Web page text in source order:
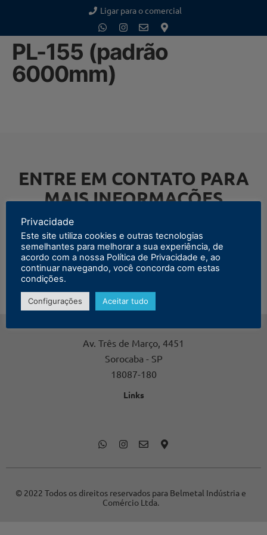
Ligar para o comercial
PL-155 (padrão
6000mm)
ENTRE EM CONTATO PARA
MAIS INFORMAÇÕES
ENTRAR EM CONTATO
Av. Três de Março, 4451
Sorocaba - SP
18087-180
Links
© 2022 Todos os direitos reservados para Belmetal Indústria e
Comércio Ltda.
Privacidade
Este site utiliza cookies e outras tecnologias
semelhantes para melhorar a sua experiência, de
acordo com a nossa Política de Privacidade e, ao
continuar navegando, você concorda com estas
condições.
Configurações Aceitar tudo